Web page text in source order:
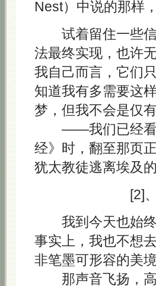
Nest）中说的那样
试着留住一些信
法最终实现，也许
我自己而言，它们
知道我有多需要这
梦，但我不会是仅有
——我们已经看到
经》时，翻至那页
犹太教徒逃离埃及的
[2]、自
我到今天也始终
事实上，我也不想
非笔墨可形容的美
那声音飞扬，高